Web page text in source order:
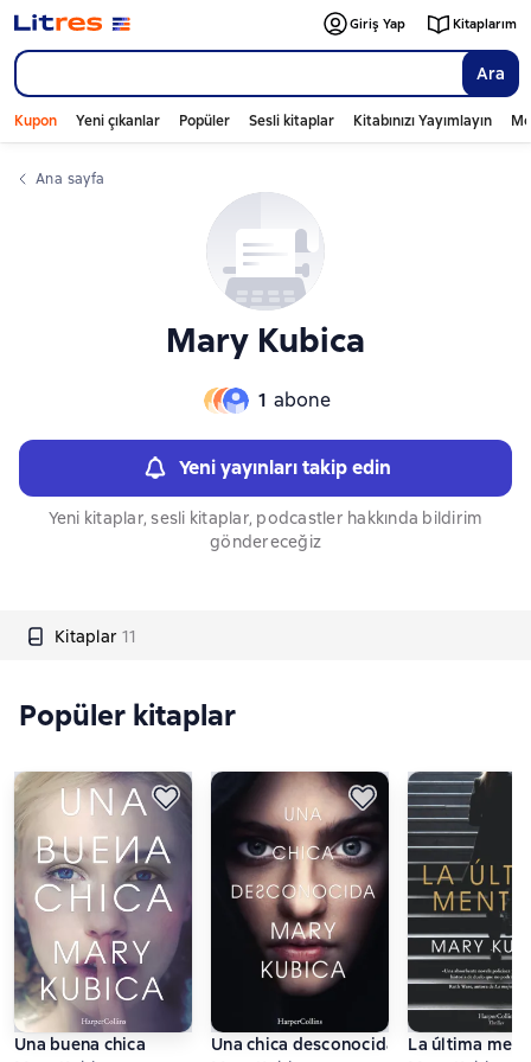
Ara
Giriş Yap Kitaplarım
Kupon Yeni çıkanlar Popüler Sesli kitaplar Kitabınızı Yayımlayın
Ana sayfa
Mary Kubica
1 abone
Yeni yayınları takip edin
Yeni kitaplar, sesli kitaplar, podcastler hakkında bildirim
göndereceğiz
Kitaplar 11
Слайдер с книгами
Popüler kitaplar
Una buena chica
Una chica desconocida. UnaLa última